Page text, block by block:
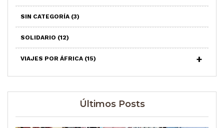
SIN CATEGORÍA (3)
SOLIDARIO (12)
VIAJES POR ÁFRICA (15)
Últimos Posts